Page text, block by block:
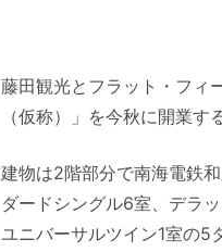
藤田観光とフラット・フィ
（仮称）」を今秋に開業する
建物は2階部分で南海電鉄
ダードシングル6室、デラ
ユニバーサルツイン1室の5